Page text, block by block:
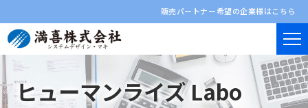
販売パートナー希望の企業様はこちら
ヒューマンライズ Labo